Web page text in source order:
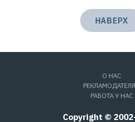
НАВЕРХ
О НАС
РАБОТА У НАС
Copyright ©